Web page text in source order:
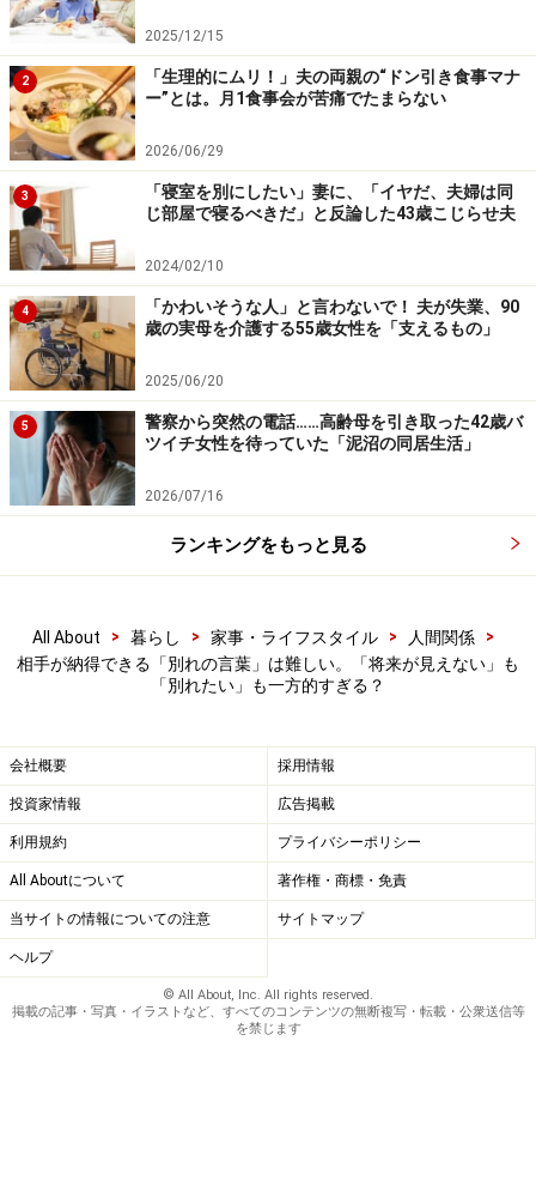
※記事内容は執筆時点のものです。最新の内容をご確認くださ
い。
1/2 次のページへ
2025/12/15
2
「生理的にムリ！」夫の両親の“ドン引き食事マナ
ー”とは。月1食事会が苦痛でたまらない
2026/06/29
3
「寝室を別にしたい」妻に、「イヤだ、夫婦は同
じ部屋で寝るべきだ」と反論した43歳こじらせ夫
2024/02/10
4
「かわいそうな人」と言わないで！ 夫が失業、90
歳の実母を介護する55歳女性を「支えるもの」
2025/06/20
5
警察から突然の電話……高齢母を引き取った42歳バ
ツイチ女性を待っていた「泥沼の同居生活」
2026/07/16
ランキングをもっと見る
All About > 暮らし > 家事・ライフスタイル > 人間関係
>
相手が納得できる「別れの言葉」は難しい。「将来が見えない」も
「別れたい」も一方的すぎる？
会社概要 採用情報
投資家情報 広告掲載
利用規約 プライバシーポリシー
All Aboutについて 著作権・商標・免責
当サイトの情報についての注意 サイトマップ
ヘルプ
© All About, Inc. All rights reserved.
掲載の記事・写真・イラストなど、すべてのコンテンツの無断複写・転載・公衆送信等
を禁じます